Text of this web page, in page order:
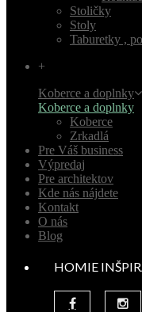
Stoličky
Stoly
Taburetky ,
+
Koberce a doplnky
Koberce a doplnky
Koberce
Zrkadlá
Pre Váš business
Výpredaj
Pre architektov
Kde nás nájdete
Kontakt
O nás
Blog
HOMIE